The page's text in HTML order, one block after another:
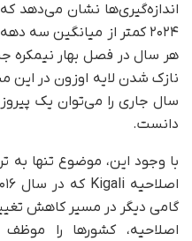
اندازه‌گیری‌ها نشان می‌دهد
۲۰۲۴ کمتر از میانگین
هر سال در فصل بهار نیمکره
نازک شدن لایه اوزون در این
سال جاری را می‌توان یک
دانست.
با وجود این، موضوع تنها به
گامی دیگر در مسیر کاهش
اصلاحیه، کشورها را